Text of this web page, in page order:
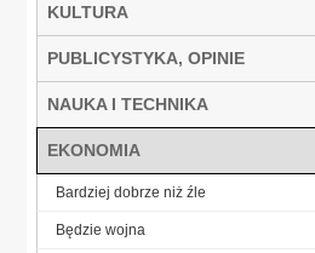
KULTURA
PUBLICYSTYKA, OPINIE
NAUKA I TECHNIKA
EKONOMIA
Bardziej dobrze niż źle
Będzie wojna